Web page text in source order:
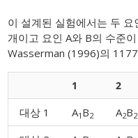
이 설계된 실험에서는 두
개이고 요인 A와 B의 수준
Wasserman (1996)의
1 2
대상 1 A1 B2 A2B2